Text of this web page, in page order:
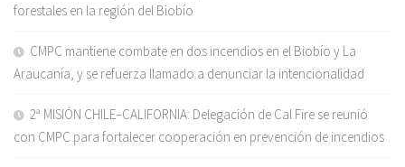
forestales en la región del Biobío
CMPC mantiene combate en dos incendios en el Biobío y La
Araucanía, y se refuerza llamado a denunciar la intencionalidad
2ª MISIÓN CHILE–CALIFORNIA: Delegación de Cal Fire se reunió
con CMPC para fortalecer cooperación en prevención de incendios